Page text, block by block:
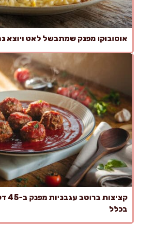
אוסובוקו מפנק שמתבשל לאט ויוצא
בכלל